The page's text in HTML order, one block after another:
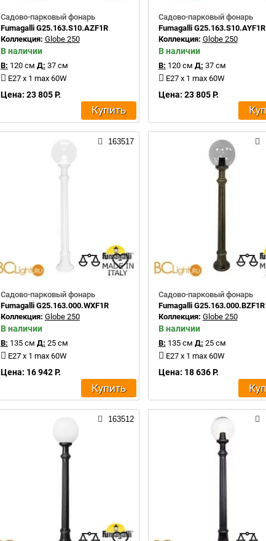
Садово-парковый фонарь
Fumagalli G25.163.S10.AZF1R
Коллекция: Globe 250
В наличии
В: 120 см Д: 37 см
E27 x 1 max 60W
Цена: 23 805 Р.
Купить
Садово-парковый фонарь
Fumagalli G25.163.S10.AYF1R
Коллекция: Globe 250
В наличии
В: 120 см Д: 37 см
E27 x 1 max 60W
Цена: 23 805 Р.
163517
Садово-парковый фонарь
Fumagalli G25.163.000.WXF1R
Коллекция: Globe 250
В наличии
В: 135 см Д: 25 см
E27 x 1 max 60W
Цена: 16 942 Р.
Купить
Садово-парковый фонарь
Fumagalli G25.163.000.BZF1R
Коллекция: Globe 250
В наличии
В: 135 см Д: 25 см
E27 x 1 max 60W
Цена: 18 636 Р.
163512